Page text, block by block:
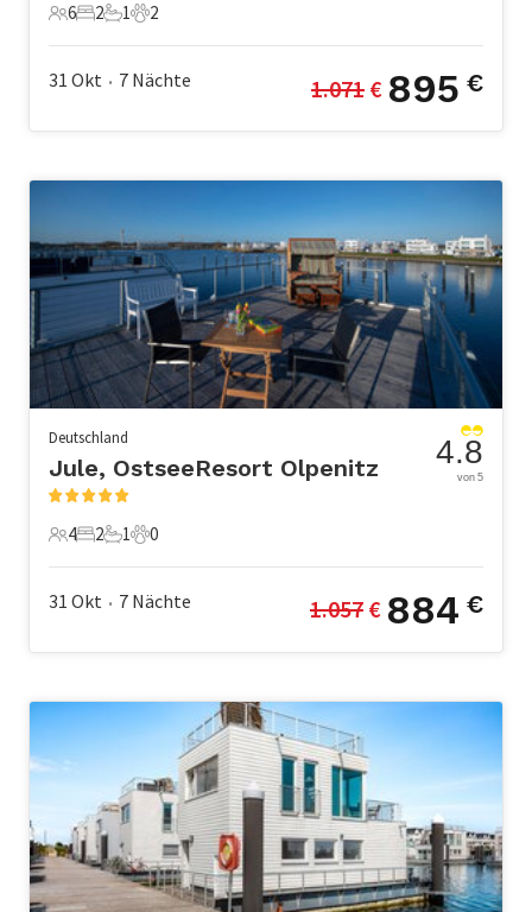
6 Gäste
6
2 Schlafzimmer
2
1 Badezimmer
1
2 Haustiere
2
31 Okt • 7 Nächte 1.071 € 895 €
Deutschland
Jule, OstseeResort Olpenitz
4 Gäste
4
2 Schlafzimmer
2
1 Badezimmer
1
0 Haustiere
0
4.8
von 5
31 Okt • 7 Nächte 1.057 € 884 €